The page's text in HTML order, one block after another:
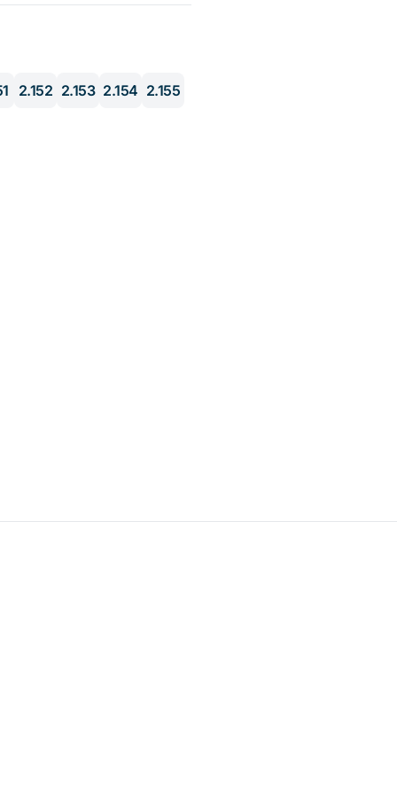
2.152 2.153 2.154 2.155